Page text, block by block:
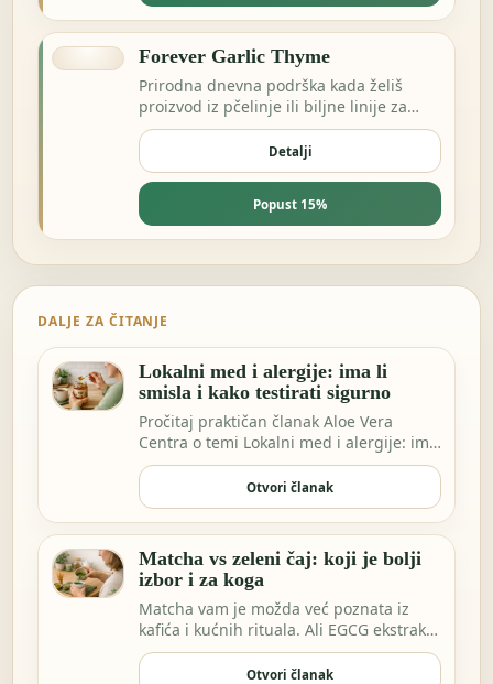
Forever Garlic Thyme
Prirodna dnevna podrška kada želiš
proizvod iz pčelinje ili biljne linije za
energiju i otpornost.
Detalji
Popust 15%
DALJE ZA ČITANJE
Lokalni med i alergije: ima li
smisla i kako testirati sigurno
Pročitaj praktičan članak Aloe Vera
Centra o temi Lokalni med i alergije: ima
li smisla…
Otvori članak
Matcha vs zeleni čaj: koji je bolji
izbor i za koga
Matcha vam je možda već poznata iz
kafića i kućnih rituala. Ali EGCG ekstrakt
sve češće…
Otvori članak